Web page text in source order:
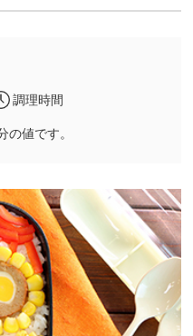
調理時間
値です。